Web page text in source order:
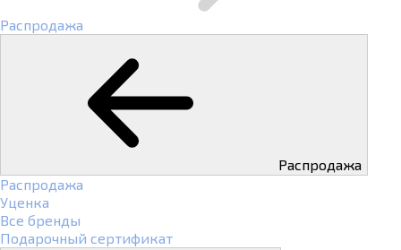
Распродажа
Распродажа
Распродажа
Уценка
Все бренды
Подарочный сертификат